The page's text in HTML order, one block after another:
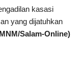
kasasi
yang dijatuhkan
Salam-Online)